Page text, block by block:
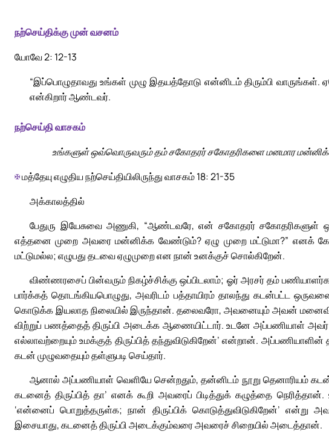
நற்செய்திக்கு முன் வசனம்
யோவே 2: 12-13
“இப்பொழுதாவது உங்கள் முழு இதயத்தோடு என்னிடம் திரும்பி
என்கிறார் ஆண்டவர்.
நற்செய்தி வாசகம்
உங்களுள் ஒவ்வொருவரும் தம் சகோதரர் சகோதரிகளை மனமார
✠மத்தேயு எழுதிய நற்செய்தியிலிருந்து வாசகம் 18: 21-35
அக்காலத்தில்
பேதுரு இயேசுவை அணுகி, “ஆண்டவரே, என் சகோதரர் சகோதரிகளுள்
எத்தனை முறை அவரை மன்னிக்க வேண்டும்? ஏழு முறை மட்டுமா?” எனக்
மட்டுமல்ல; எழுபது தடவை ஏழுமுறை என நான் உனக்குச் சொல்கிறேன்.
விண்ணரசைப் பின்வரும் நிகழ்ச்சிக்கு ஒப்பிடலாம்; ஓர் அரசர் தம்
பார்க்கத் தொடங்கியபொழுது, அவரிடம் பத்தாயிரம் தாலந்து கடன்பட்ட
கொடுக்க இயலாத நிலையில் இருந்தான். தலைவரோ, அவனையும் அவன்
விற்றுப் பணத்தைத் திருப்பி அடைக்க ஆணையிட்டார். உடனே அப்பணியாள் அவர்
எல்லாவற்றையும் உமக்குத் திருப்பித் தந்துவிடுகிறேன்’ என்றான்.
கடன் முழுவதையும் தள்ளுபடி செய்தார்.
ஆனால் அப்பணியாள் வெளியே சென்றதும், தன்னிடம் நூறு தெனாரியம்
கடனைத் திருப்பித் தா’ எனக் கூறி அவரைப் பிடித்துக் கழுத்தை
‘என்னைப் பொறுத்தருள்க; நான் திருப்பிக் கொடுத்துவிடுகிறேன்’
இசையாது, கடனைத் திருப்பி அடைக்கும்வரை அவரைச் சிறையில் அடைத்தான்.